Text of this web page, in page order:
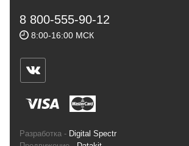
Геннадьевич
ИНН 590300057023 ОГРН 304590319000121
ул.Советская, 25, магазин Басег.
Тел./факс (342) 2101242
8 800-555-90-12
8:00-16:00 МСК
Разработка - Digital Spectr